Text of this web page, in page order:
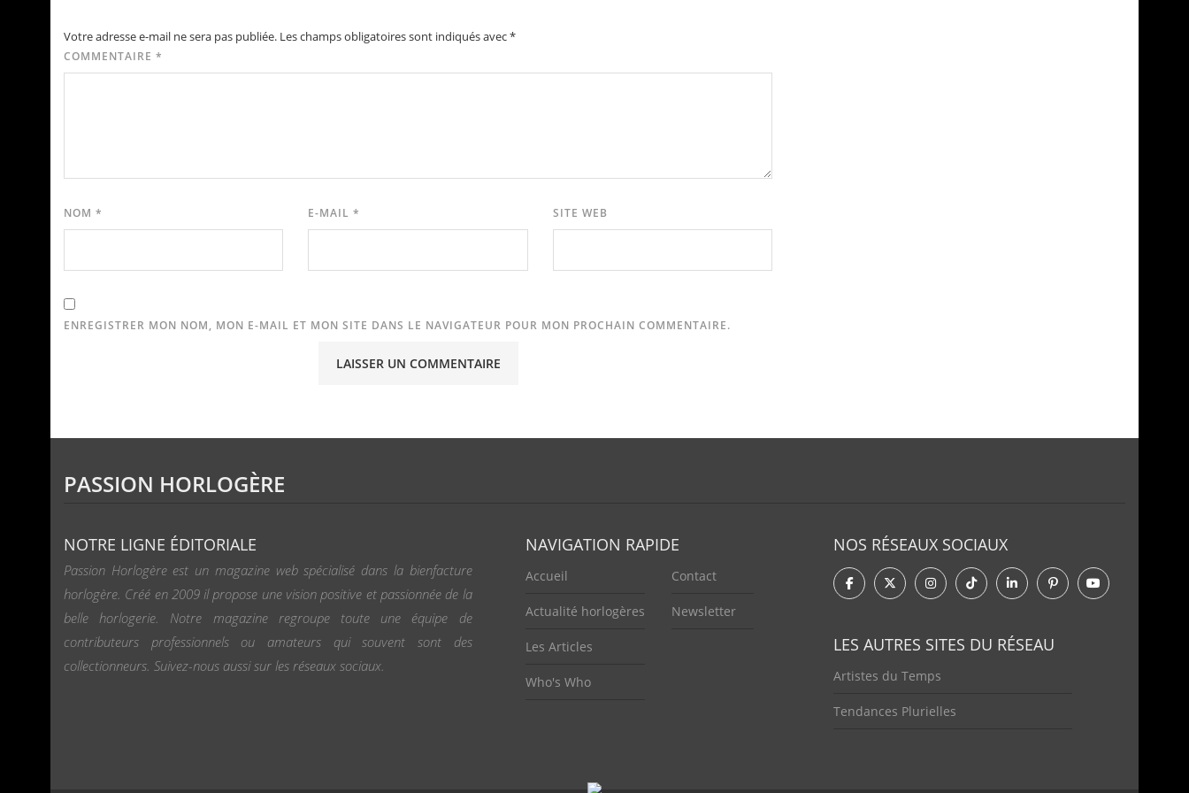
Votre adresse e-mail ne sera pas publiée. Les champs obligatoires sont indiqués avec*
COMMENTAIRE *
NOM * E-MAIL* SITE WEB
ENREGISTRER MON NOM, MON E-MAIL ET MON SITE DANS LE NAVIGATEUR POUR MON PROCHAIN COMMENTAIRE.
PASSION HORLOGÈRE
NOTRE LIGNE ÉDITORIALE
Passion Horlogère est un magazine web spécialisé dans la bienfacture
horlogère. Créé en 2009 il propose une vision positive et passionnée de la
belle horlogerie. Notre magazine regroupe toute une équipe de
contributeurs professionnels ou amateurs qui souvent sont des
collectionneurs. Suivez-nous aussi sur les réseaux sociaux.
NAVIGATION RAPIDE
Accueil
Actualité horlogères
Les Articles
Who's Who
Contact
Newsletter
NOS RÉSEAUX SOCIAUX
LES AUTRES SITES DU RÉSEAU
Artistes du Temps
Tendances Plurielles